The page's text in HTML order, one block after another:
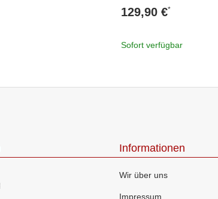
129,90 €*
Sofort verfügbar
Informationen
Wir über uns
Impressum